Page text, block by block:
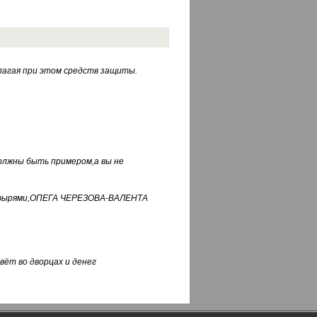
при этом средств защиты.
быть примером,а вы не
ЧЕРЕЗОВА-ВАЛЕНТА
во дворцах и денег